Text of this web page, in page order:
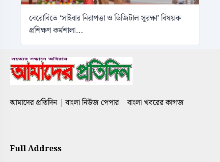
বেরোবিতে ‘সাইবার নিরাপত্তা ও ডিজিটাল সুরক্ষা’ বিষয়ক
প্রশিক্ষণ কর্মশালা...
আমাদের প্রতিদিন | বাংলা নিউজ পেপার | বাংলা খবরের কাগজ
Full Address